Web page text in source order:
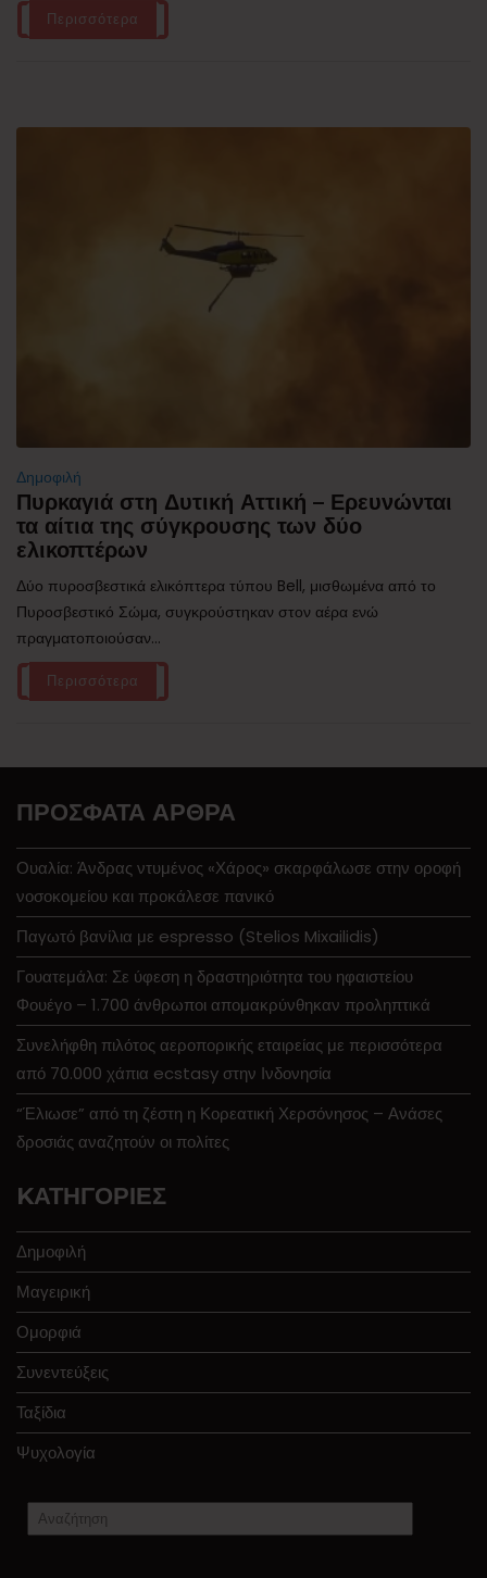
Περισσότερα
Δημοφιλή
Πυρκαγιά στη Δυτική Αττική – Ερευνώνται
τα αίτια της σύγκρουσης των δύο
ελικοπτέρων
Δύο πυροσβεστικά ελικόπτερα τύπου Bell, μισθωμένα από το
Πυροσβεστικό Σώμα, συγκρούστηκαν στον αέρα ενώ
πραγματοποιούσαν...
Περισσότερα
ΠΡΌΣΦΑΤΑ ΆΡΘΡΑ
Ουαλία: Άνδρας ντυμένος «Χάρος» σκαρφάλωσε στην οροφή
νοσοκομείου και προκάλεσε πανικό
Παγωτό βανίλια με espresso (Stelios Mixailidis)
Γουατεμάλα: Σε ύφεση η δραστηριότητα του ηφαιστείου
Φουέγο – 1.700 άνθρωποι απομακρύνθηκαν προληπτικά
Συνελήφθη πιλότος αεροπορικής εταιρείας με περισσότερα
από 70.000 χάπια ecstasy στην Ινδονησία
“Έλιωσε” από τη ζέστη η Κορεατική Χερσόνησος – Ανάσες
δροσιάς αναζητούν οι πολίτες
KΑΤΗΓΟΡΊΕΣ
Δημοφιλή
Μαγειρική
Ομορφιά
Συνεντεύξεις
Ταξίδια
Ψυχολογία